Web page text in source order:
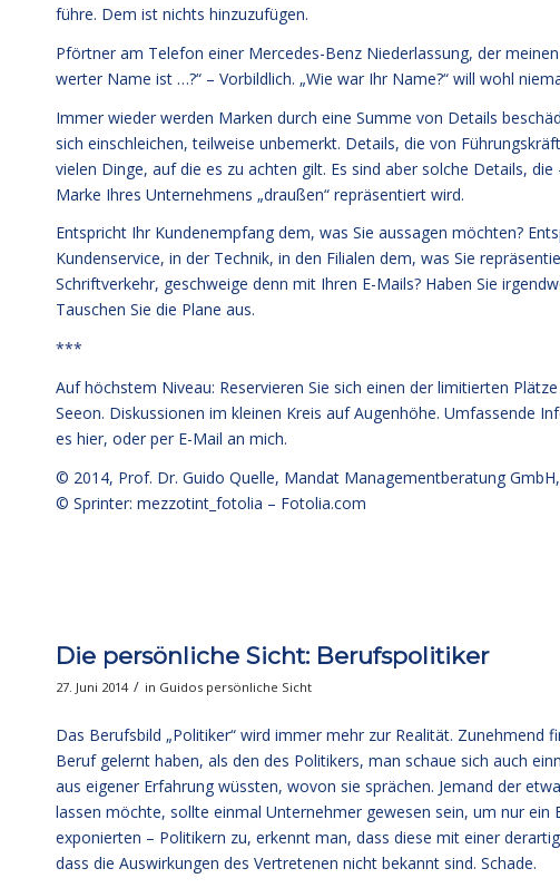
führe. Dem ist nichts hinzuzufügen.
Pförtner am Telefon einer Mercedes-Benz Niederlassung, der
werter Name ist …?“ – Vorbildlich. „Wie war Ihr Name?“ will wohl
Immer wieder werden Marken durch eine Summe von Details
sich einschleichen, teilweise unbemerkt. Details, die von
vielen Dinge, auf die es zu achten gilt. Es sind aber solche Details,
Marke Ihres Unternehmens „draußen“ repräsentiert wird.
Entspricht Ihr Kundenempfang dem, was Sie aussagen möchten?
Kundenservice, in der Technik, in den Filialen dem, was Sie
Schriftverkehr, geschweige denn mit Ihren E-Mails? Haben Sie
Tauschen Sie die Plane aus.
***
Auf höchstem Niveau: Reservieren Sie sich einen der limitierten
Seeon. Diskussionen im kleinen Kreis auf Augenhöhe. Umfassende
es hier, oder per E-Mail an mich.
© 2014, Prof. Dr. Guido Quelle, Mandat Managementberatung
© Sprinter: mezzotint_fotolia – Fotolia.com
Die persönliche Sicht: Berufspolitiker
27. Juni 2014 / in Guidos persönliche Sicht
Das Berufsbild „Politiker“ wird immer mehr zur Realität.
Beruf gelernt haben, als den des Politikers, man schaue sich auch
aus eigener Erfahrung wüssten, wovon sie sprächen. Jemand der
lassen möchte, sollte einmal Unternehmer gewesen sein, um nur
exponierten – Politikern zu, erkennt man, dass diese mit einer
dass die Auswirkungen des Vertretenen nicht bekannt sind. Schade.